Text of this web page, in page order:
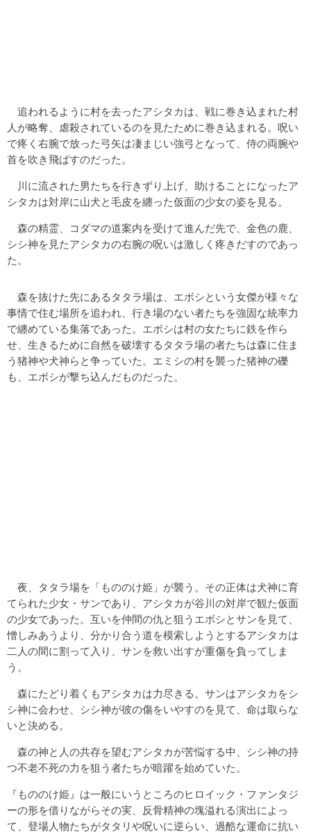
追われるように村を去ったアシタカは、戦に巻き込まれた村
人が略奪、虐殺されているのを見たために巻き込まれる。呪い
で疼く右腕で放った弓矢は凄まじい強弓となって、侍の両腕や
首を吹き飛ばすのだった。
川に流された男たちを行きずり上げ、助けることになったア
シタカは対岸に山犬と毛皮を纏った仮面の少女の姿を見る。
森の精霊、コダマの道案内を受けて進んだ先で、金色の鹿、
シシ神を見たアシタカの右腕の呪いは激しく疼きだすのであっ
た。
森を抜けた先にあるタタラ場は、エボシという女傑が様々な
事情で住む場所を追われ、行き場のない者たちを強固な統率力
で纏めている集落であった。エボシは村の女たちに鉄を作ら
せ、生きるために自然を破壊するタタラ場の者たちは森に住ま
う猪神や犬神らと争っていた。エミシの村を襲った猪神の礫
も、エボシが撃ち込んだものだった。
夜、タタラ場を「もののけ姫」が襲う。その正体は犬神に育
てられた少女・サンであり、アシタカが谷川の対岸で観た仮面
の少女であった。互いを仲間の仇と狙うエボシとサンを見て、
憎しみあうより、分かり合う道を模索しようとするアシタカは
二人の間に割って入り、サンを救い出すが重傷を負ってしま
う。
森にたどり着くもアシタカは力尽きる。サンはアシタカをシ
シ神に会わせ、シシ神が彼の傷をいやすのを見て、命は取らな
いと決める。
森の神と人の共存を望むアシタカが苦悩する中、シシ神の持
つ不老不死の力を狙う者たちが暗躍を始めていた。
『もののけ姫』は一般にいうところのヒロイック・ファンタジ
ーの形を借りながらその実、反骨精神の塊溢れる演出によっ
て、登場人物たちがタタリや呪いに逆らい、過酷な運命に抗い